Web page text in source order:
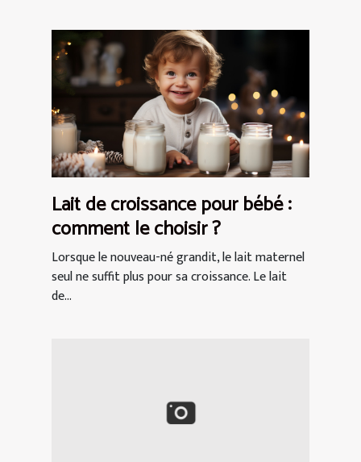
Lait de croissance pour bébé :
comment le choisir ?
Lorsque le nouveau-né grandit, le lait maternel
seul ne suffit plus pour sa croissance. Le lait
de...